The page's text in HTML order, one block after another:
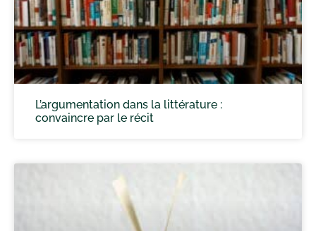
L’argumentation dans la littérature :
convaincre par le récit